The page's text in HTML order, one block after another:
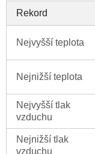
Rekord
Nejvyšší teplota
Nejnižší teplota
Nejvyšší tlak
vzduchu
Nejnižší tlak
vzduchu